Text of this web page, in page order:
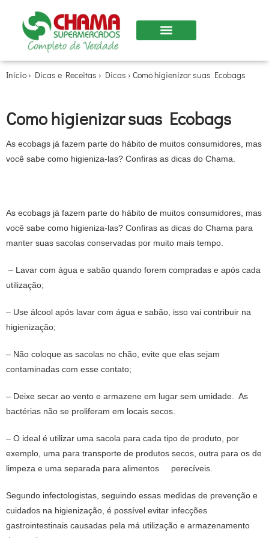
Início › Dicas e Receitas › Dicas › Como higienizar suas Ecobags
Como higienizar suas Ecobags
As ecobags já fazem parte do hábito de muitos consumidores, mas
você sabe como higieniza-las? Confiras as dicas do Chama.
As ecobags já fazem parte do hábito de muitos consumidores, mas
você sabe como higieniza-las? Confiras as dicas do Chama para
manter suas sacolas conservadas por muito mais tempo.
– Lavar com água e sabão quando forem compradas e após cada
utilização;
– Use álcool após lavar com água e sabão, isso vai contribuir na
higienização;
– Não coloque as sacolas no chão, evite que elas sejam
contaminadas com esse contato;
– Deixe secar ao vento e armazene em lugar sem umidade. As
bactérias não se proliferam em locais secos.
– O ideal é utilizar uma sacola para cada tipo de produto, por
exemplo, uma para transporte de produtos secos, outra para os de
limpeza e uma separada para alimentos perecíveis.
Segundo infectologistas, seguindo essas medidas de prevenção e
cuidados na higienização, é possível evitar infecções
gastrointestinais causadas pela má utilização e armazenamento